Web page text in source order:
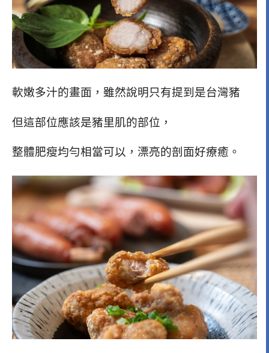
軟嫩多汁的畫面，雖然說明只有提到是台灣豬
但這部位應該是豬里肌的部位，
整體肥瘦均勻相當可以，漂亮的剖面好療癒。